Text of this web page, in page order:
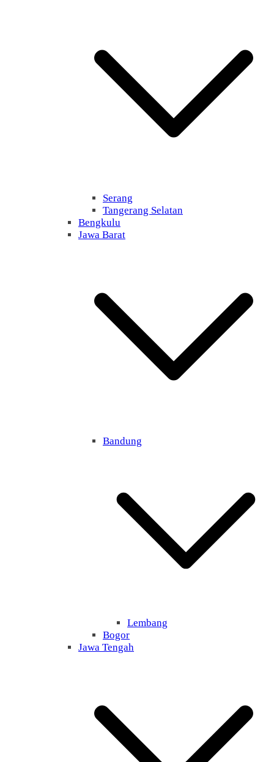
Serang
Tangerang Selatan
Bengkulu
Jawa Barat
Bandung
Lembang
Bogor
Jawa Tengah